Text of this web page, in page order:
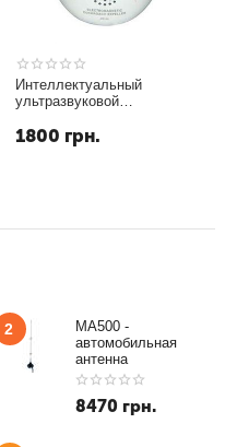
Интеллектуальный
ультразвуковой
помещениях до 80 кв.
метров (модель AR120B)
1800 грн.
2
MA500 -
автомобильная
антенна
8470 грн.